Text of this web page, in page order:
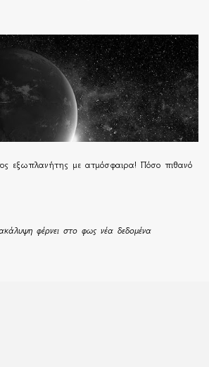
εξωπλανήτης με ατμόσφαιρα! Πόσο πιθανό
φέρνει στο φως νέα δεδομένα